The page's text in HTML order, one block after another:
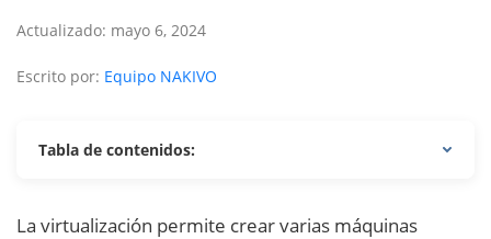
Actualizado: mayo 6, 2024
Escrito por: Equipo NAKIVO
Tabla de contenidos:
La virtualización permite crear varias máquinas